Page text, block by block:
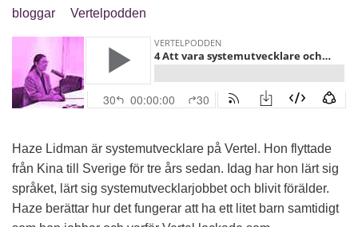
bloggar
Vertelpodden
Haze Lidman är systemutvecklare på Vertel. Hon flyttade
från Kina till Sverige för tre års sedan. Idag har hon lärt sig
språket, lärt sig systemutvecklarjobbet och blivit förälder.
Haze berättar hur det fungerar att ha ett litet barn samtidigt